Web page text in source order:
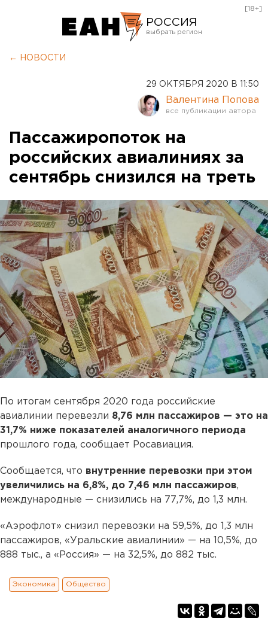
РОССИЯ
Курган
Оренбург
[18+]
← НОВОСТИ
29 ОКТЯБРЯ 2020 В 11:50
Валентина Попова
Пассажиропоток на
российских авиалиниях за
сентябрь снизился на треть
По итогам сентября 2020 года российские
авиалинии перевезли 8,76 млн пассажиров — это на
31,7% ниже показателей аналогичного периода
прошлого года, сообщает Росавиация.
Сообщается, что внутренние перевозки при этом
увеличились на 6,8%, до 7,46 млн пассажиров,
международные — снизились на 77,7%, до 1,3 млн.
«Аэрофлот» снизил перевозки на 59,5%, до 1,3 млн
пассажиров, «Уральские авиалинии» — на 10,5%, до
888 тыс., а «Россия» — на 32,5%, до 882 тыс.
Экономика Общество